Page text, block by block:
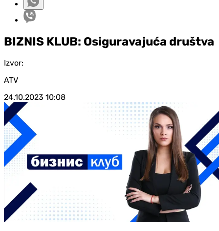
BIZNIS KLUB: Osiguravajuća društva
Izvor:
ATV
24.10.2023 10:08